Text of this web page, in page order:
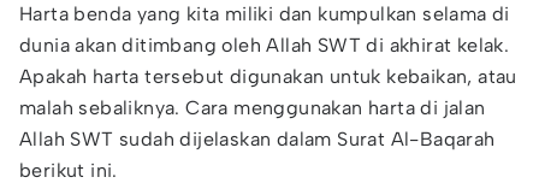
Harta benda yang kita miliki dan kumpulkan selama di
dunia akan ditimbang oleh Allah SWT di akhirat kelak.
Apakah harta tersebut digunakan untuk kebaikan, atau
malah sebaliknya. Cara menggunakan harta di jalan
Allah SWT sudah dijelaskan dalam Surat Al-Baqarah
berikut ini.